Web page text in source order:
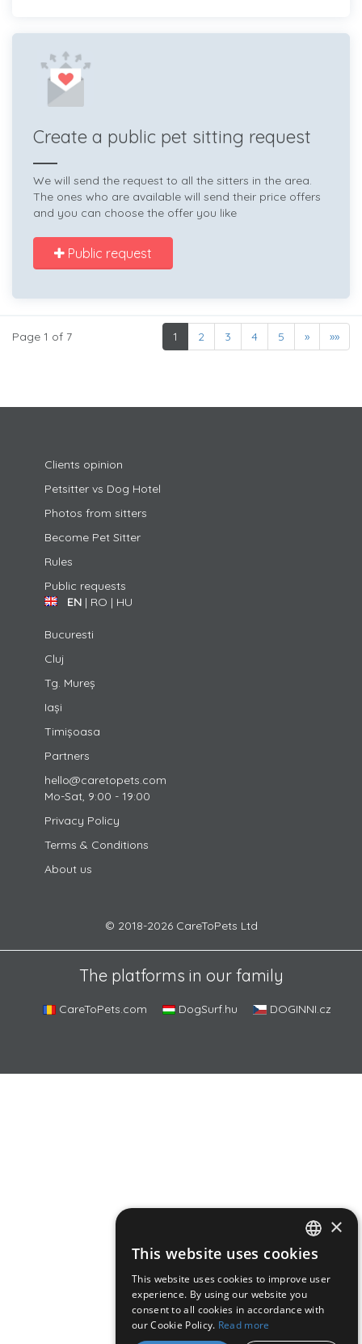
Create a public pet sitting request
We will send the request to all the sitters in the area.
The ones who are available will send their price offers
and you can choose the offer you like
Public request
Page 1 of 7 1 2 3 4 5 » »»
Clients opinion
Petsitter vs Dog Hotel
Photos from sitters
Become Pet Sitter
Rules
Public requests
EN | RO | HU
Bucuresti
Cluj
Tg. Mureș
Iași
Timișoasa
Partners
hello@caretopets.com
Mo-Sat, 9:00 - 19:00
Privacy Policy
Terms & Conditions
About us
© 2018-2026 CareToPets Ltd
The platforms in our family
CareToPets.com DogSurf.hu DOGINNI.cz
ROMANIAN
ENGLISH
HUNGARIAN
×
This website uses cookies
This website uses cookies to improve user
experience. By using our website you
consent to all cookies in accordance with
our Cookie Policy. Read more